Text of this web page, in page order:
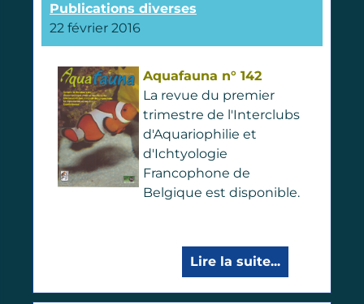
Publications diverses
22 février 2016
Aquafauna n° 142
La revue du premier
trimestre de l'Interclubs
d'Aquariophilie et
d'Ichtyologie
Francophone de
Belgique est disponible.
Lire la suite...